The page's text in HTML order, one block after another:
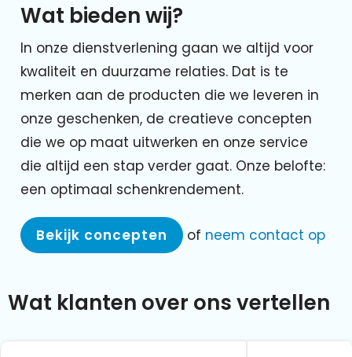
Wat bieden wij?
In onze dienstverlening gaan we altijd voor
kwaliteit en duurzame relaties. Dat is te
merken aan de producten die we leveren in
onze geschenken, de creatieve concepten
die we op maat uitwerken en onze service
die altijd een stap verder gaat. Onze belofte:
een optimaal schenkrendement.
Bekijk concepten of neem contact op
Wat klanten over ons vertellen